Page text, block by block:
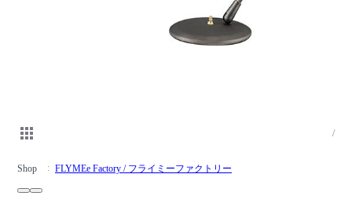
/
Shop FLYMEe Factory / フライミーファクトリー